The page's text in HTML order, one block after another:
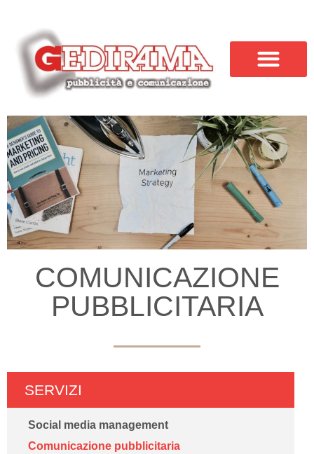
COMUNICAZIONE
PUBBLICITARIA
SERVIZI
Social media management
Comunicazione pubblicitaria